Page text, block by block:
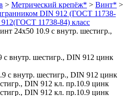
> Метрический крепёж* > Винт* >
DIN 912 (ГОСТ 11738-
11738-84) класс
24х50 10.9 с внутр. шестигр.,